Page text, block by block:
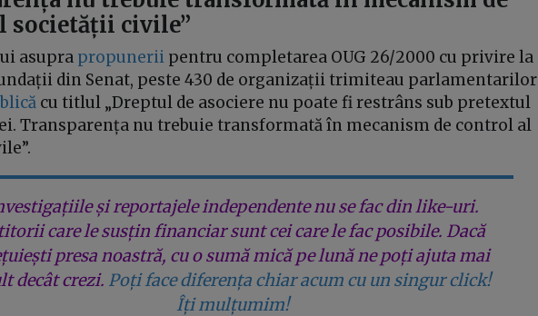
societății civile”
asupra propunerii pentru completarea OUG 26/2000 cu privire la
din Senat, peste 430 de organizații trimiteau parlamentarilor
cu titlul „Dreptul de asociere nu poate fi restrâns sub pretextul
Transparența nu trebuie transformată în mecanism de control al
și reportajele independente nu se fac din like-uri.
care le susțin financiar sunt cei care le fac posibile. Dacă
presa noastră, cu o sumă mică pe lună ne poți ajuta mai
decât crezi. Poți face diferența chiar acum cu un singur click!
Îți mulțumim!